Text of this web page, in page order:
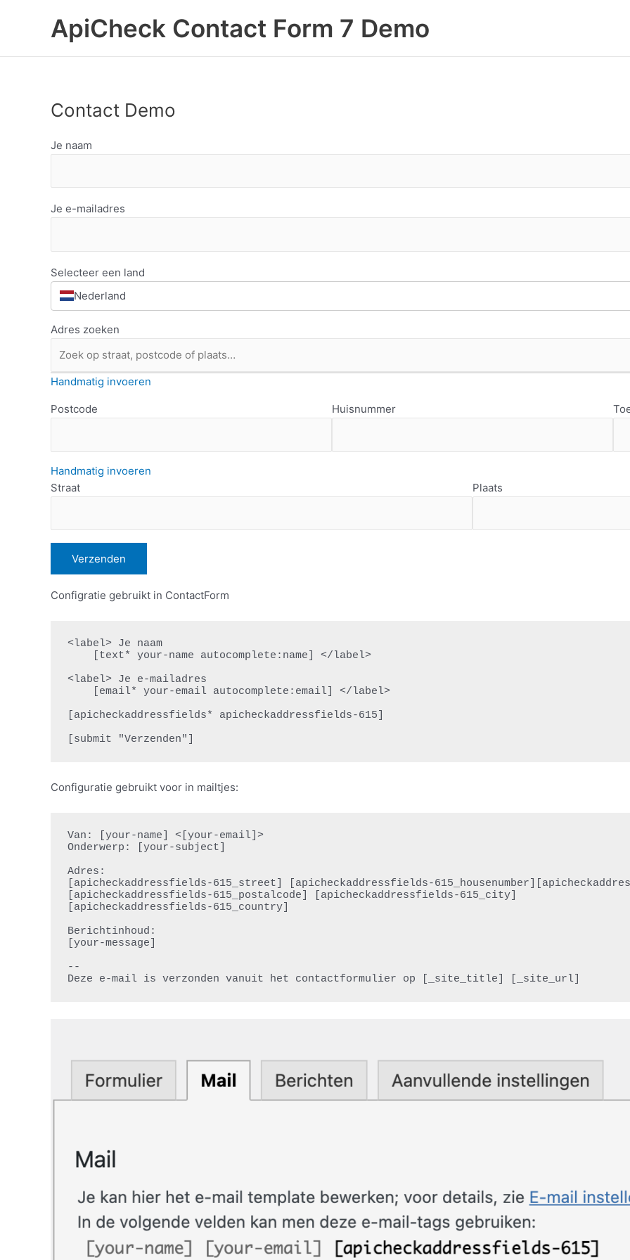
inhoud
ApiCheck Contact Form 7 Demo
Contact Demo
Je naam
Je e-mailadres
Selecteer een land
Nederland
Adres zoeken
Handmatig invoeren
Postcode Huisnummer
Handmatig invoeren
Straat
Plaats
Configratie gebruikt in ContactForm
<label> Je naam
<label> Je e-mailadres
[apicheckaddressfields* apicheckaddressfields-615]
[submit "Verzenden"]
Configuratie gebruikt voor in mailtjes:
Van: [your-name] <[your-email]>
Onderwerp: [your-subject]
Adres:
[apicheckaddressfields-615_street] [apicheckaddressfields-
[apicheckaddressfields-615_postalcode] [apicheckaddressfields-615_city]
[apicheckaddressfields-615_country]
Berichtinhoud:
[your-message]
--
Deze e-mail is verzonden vanuit het contactformulier op [_site_title] [_site_url]